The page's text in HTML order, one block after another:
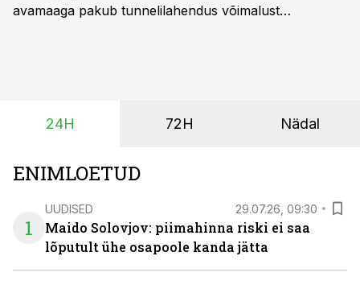
avamaaga pakub tunnelilahendus võimalust
24H 72H Nädal
ENIMLOETUD
1
UUDISED 29.07.26, 09:30
Maido Solovjov: piimahinna riski ei saa
lõputult ühe osapoole kanda jätta